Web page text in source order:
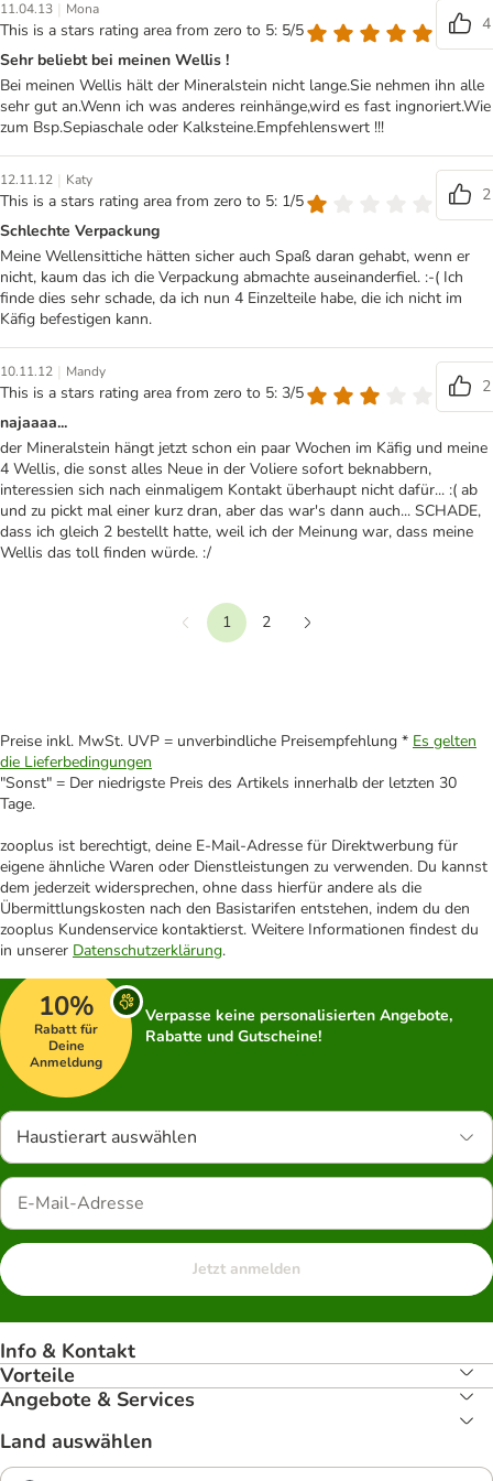
11.04.13 | Mona
This is a stars rating area from zero to 5: 5/5
4
Sehr beliebt bei meinen Wellis !
Bei meinen Wellis hält der Mineralstein nicht lange.Sie nehmen ihn alle
sehr gut an.Wenn ich was anderes reinhänge,wird es fast ingnoriert.Wie
zum Bsp.Sepiaschale oder Kalksteine.Empfehlenswert !!!
12.11.12 | Katy
This is a stars rating area from zero to 5: 1/5
2
Schlechte Verpackung
Meine Wellensittiche hätten sicher auch Spaß daran gehabt, wenn er
nicht, kaum das ich die Verpackung abmachte auseinanderfiel. :-( Ich
finde dies sehr schade, da ich nun 4 Einzelteile habe, die ich nicht im
Käfig befestigen kann.
10.11.12 | Mandy
This is a stars rating area from zero to 5: 3/5
2
najaaaa...
der Mineralstein hängt jetzt schon ein paar Wochen im Käfig und meine
4 Wellis, die sonst alles Neue in der Voliere sofort beknabbern,
interessien sich nach einmaligem Kontakt überhaupt nicht dafür... :( ab
und zu pickt mal einer kurz dran, aber das war's dann auch... SCHADE,
dass ich gleich 2 bestellt hatte, weil ich der Meinung war, dass meine
Wellis das toll finden würde. :/
Vorherige
1
2
Preise inkl. MwSt. UVP = unverbindliche Preisempfehlung * Es gelten
die Lieferbedingungen
"Sonst" = Der niedrigste Preis des Artikels innerhalb der letzten 30
Tage.
zooplus ist berechtigt, deine E-Mail-Adresse für Direktwerbung für
eigene ähnliche Waren oder Dienstleistungen zu verwenden. Du kannst
dem jederzeit widersprechen, ohne dass hierfür andere als die
Übermittlungskosten nach den Basistarifen entstehen, indem du den
zooplus Kundenservice kontaktierst. Weitere Informationen findest du
in unserer Datenschutzerklärung.
10%
Rabatt für
Deine
Anmeldung
Verpasse keine personalisierten Angebote,
Rabatte und Gutscheine!
Haustierart auswählen
Jetzt anmelden
Info & Kontakt
Vorteile
Angebote & Services
Land auswählen